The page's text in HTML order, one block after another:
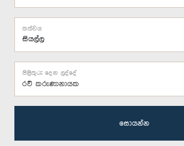
තත්වය
රවී කරුණානායක
පිළිතුරු දෙන ලද්දේ
සොයන්න